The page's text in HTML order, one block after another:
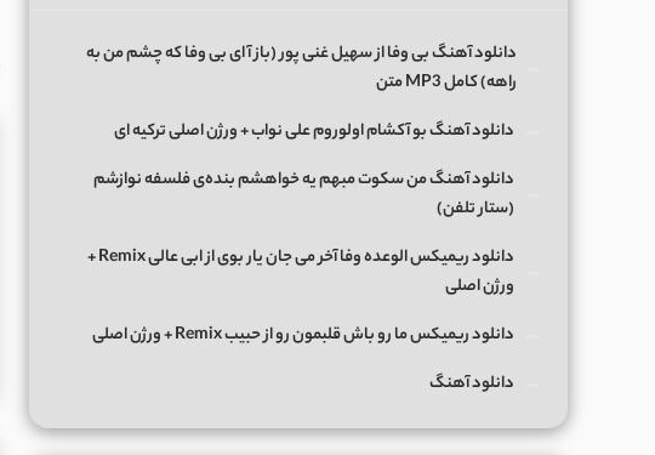
دانلود آهنگ بی وفا از سهیل غنی پور (ﺑﺎز آ ای ﺑﻰ وﻓﺎ ﻛﻪ ﭼﺸﻢ ﻣﻦ ﺑﻪ
راﻫﻪ) کامل MP3 متن
دانلود آهنگ بو آکشام اولوروم علی نواب + ورژن اصلی ترکیه ای
دانلود آهنگ من سکوت مبهم یه خواهشم بنده‌ی فلسفه نوازشم
(ستار تلفن)
دانلود ریمیکس الوعده وفا آخر می جان یار بوی از ابی عالی Remix +
ورژن اصلی
دانلود ریمیکس ما رو باش قلبمون رو از حبیب Remix + ورژن اصلی
دانلود آهنگ